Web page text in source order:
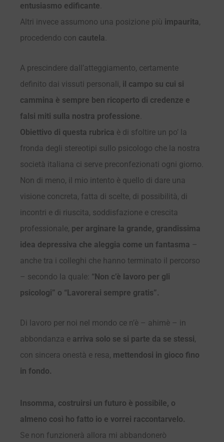
entusiasmo edificante
Altri invece assumono una posizione più impaurita,
procedendo con cautela
A prescindere dall’atteggiamento, certamente
definito dai vissuti personali, il campo su cui si
cammina è sempre ben ricoperto di credenze e
falsi miti sulla nostra professione
Obiettivo di questa rubrica è di sfoltire un po’ la
fronda degli stereotipi sullo psicologo che la nostra
società italiana ci serve preconfezionati ogni giorno.
Non di meno, il mio intento è quello di dare una
visione concreta, fatta di scelte, di possibilità, di
incontri e di riuscita, soddisfazione e crescita
professionale, per arginare la grande, grandissima
idea depressiva che aleggia come un fantasma –
anche tra i colleghi che hanno terminato il percorso
– secondo la quale: “Non c’è lavoro per gli
psicologi” o “Lavorerai sempre gratis”.
Di lavoro per noi nel mondo ce n’è – ahimè – in
abbondanza e arriva solo se si parte da se stessi,
con sincera onestà e resa, mettendosi in gioco fino
in fondo.
Insomma, costruirsi un futuro è possibile, o
almeno così ho fatto io e vorrei raccontarvelo.
Se non funzionerà allora mi abbandonerò